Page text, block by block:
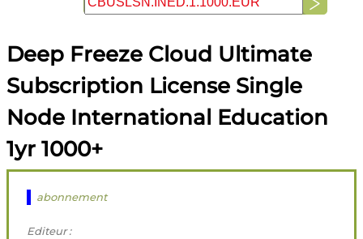
Deep Freeze Cloud Ultimate
Subscription License Single
Node International Education
1yr 1000+
abonnement
Editeur :